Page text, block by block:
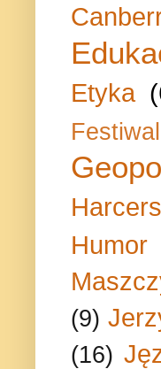
Etyka
Festiwal
Humor
(9)
(16)